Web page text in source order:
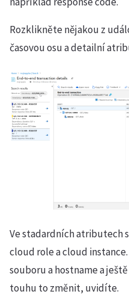
Rozklikněte nějakou z
časovou osu a detailní
Ve stadardních atributech
cloud role a cloud
souboru a hostname a
touhu to změnit, uvidíte.